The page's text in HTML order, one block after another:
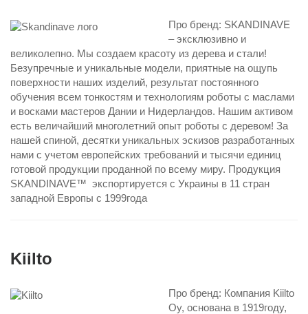
Про бренд: SKANDINAVE
– эксклюзивно и
великолепно. Мы создаем красоту из дерева и стали!
Безупречные и уникальные модели, приятные на ощупь
поверхности наших изделий, результат постоянного
обучения всем тонкостям и технологиям роботы с маслами
и восками мастеров Дании и Нидерландов. Нашим активом
есть величайший многолетний опыт роботы с деревом! За
нашей спиной, десятки уникальных эскизов разработанных
нами с учетом европейских требований и тысячи единиц
готовой продукции проданной по всему миру. Продукция
SKANDINAVE™ экспортируется с Украины в 11 стран
западной Европы с 1999года
Kiilto
Про бренд: Компания Kiilto
Oy, основана в 1919году,